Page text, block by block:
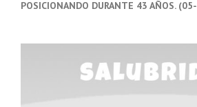
POSICIONANDO DURANTE 43 AÑOS.